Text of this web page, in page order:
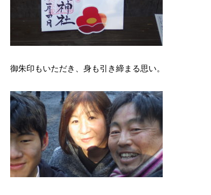
御朱印もいただき、身も引き締まる思い。